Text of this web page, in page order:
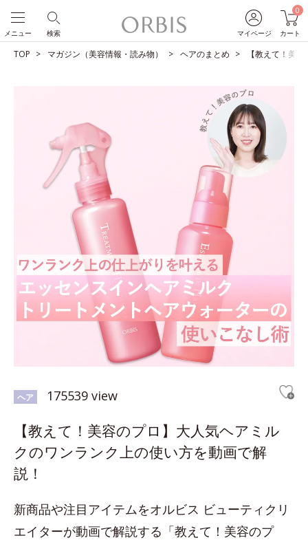
マイページ
0
カート
検索
メニュー
TOP マガジン（美容情報・読み物） ヘアのまとめ 【教えて！美
ヘア 175539 view
【教えて！美容のプロ】大人気ヘアミル
クのワンランク上の使い方を動画で解
説！
新商品や注目アイテムをオルビス ビューティクリ
エイターが動画で解説する「教えて！美容のプ